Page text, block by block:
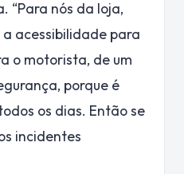
“Para nós da loja,
acessibilidade para
o motorista, de um
porque é
os dias. Então se
incidentes